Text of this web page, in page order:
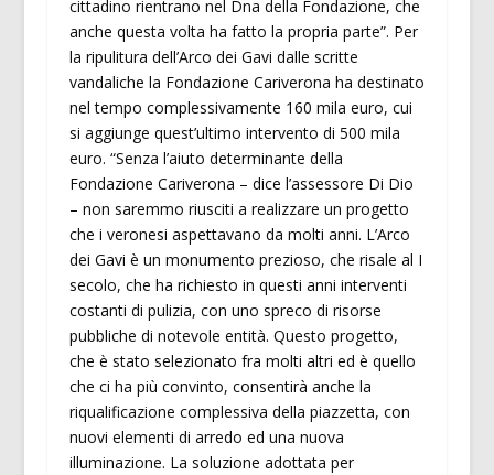
cittadino rientrano nel Dna della Fondazione, che
anche questa volta ha fatto la propria parte”. Per
la ripulitura dell’Arco dei Gavi dalle scritte
vandaliche la Fondazione Cariverona ha destinato
nel tempo complessivamente 160 mila euro, cui
si aggiunge quest’ultimo intervento di 500 mila
euro. “Senza l’aiuto determinante della
Fondazione Cariverona – dice l’assessore Di Dio
– non saremmo riusciti a realizzare un progetto
che i veronesi aspettavano da molti anni. L’Arco
dei Gavi è un monumento prezioso, che risale al I
secolo, che ha richiesto in questi anni interventi
costanti di pulizia, con uno spreco di risorse
pubbliche di notevole entità. Questo progetto,
che è stato selezionato fra molti altri ed è quello
che ci ha più convinto, consentirà anche la
riqualificazione complessiva della piazzetta, con
nuovi elementi di arredo ed una nuova
illuminazione. La soluzione adottata per